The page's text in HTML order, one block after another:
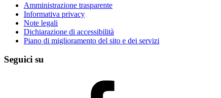
Amministrazione trasparente
Informativa privacy
Note legali
Dichiarazione di accessibilità
Piano di miglioramento del sito e dei servizi
Seguici su